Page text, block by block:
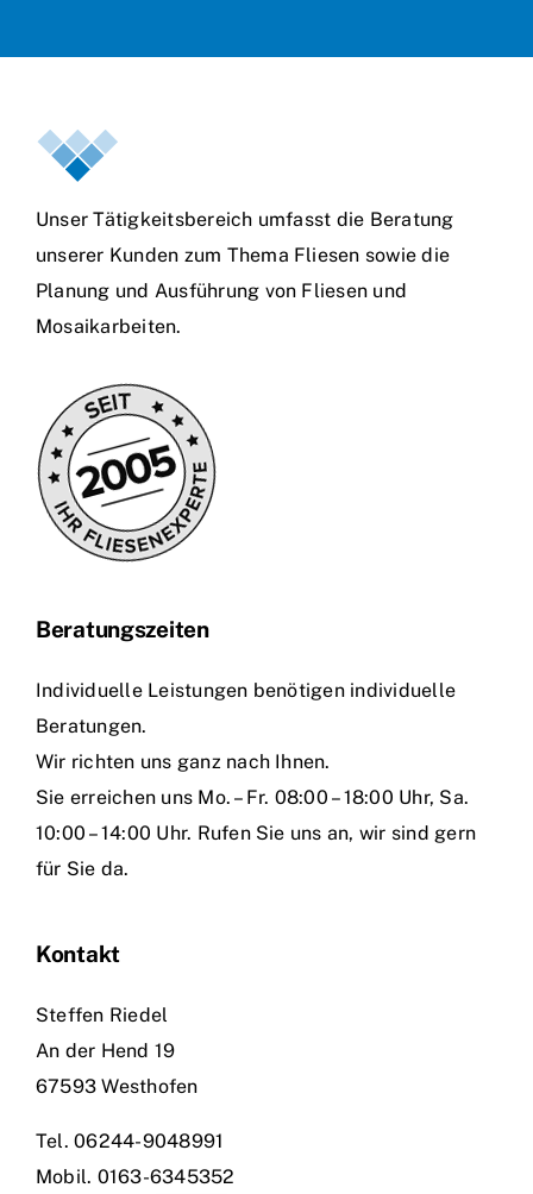
Unser Tätigkeitsbereich umfasst die Beratung
unserer Kunden zum Thema Fliesen sowie die
Planung und Ausführung von Fliesen und
Mosaikarbeiten.
Beratungszeiten
Individuelle Leistungen benötigen individuelle
Beratungen.
Wir richten uns ganz nach Ihnen.
Sie erreichen uns Mo. – Fr. 08:00 – 18:00 Uhr, Sa.
10:00 – 14:00 Uhr. Rufen Sie uns an, wir sind gern
für Sie da.
Kontakt
Steffen Riedel
An der Hend 19
67593 Westhofen
Tel.06244-9048991
Mobil. 0163-6345352